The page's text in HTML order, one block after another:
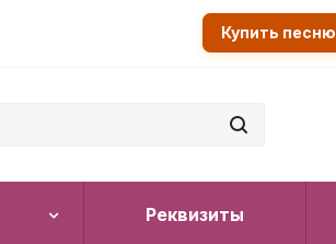
Купить песню
Реквизиты